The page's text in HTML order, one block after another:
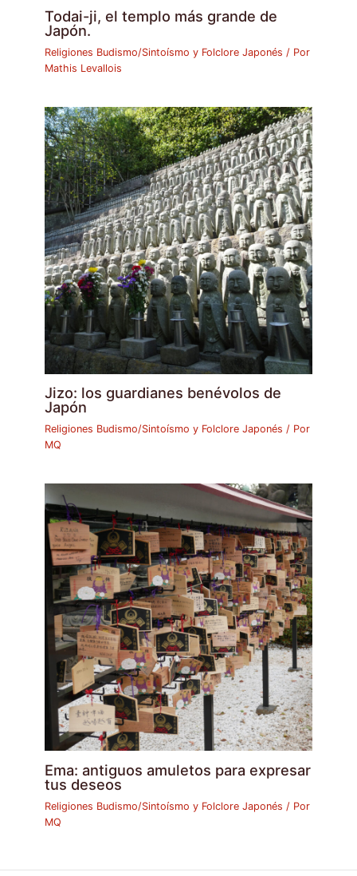
Todai-ji, el templo más grande de
Japón.
Religiones Budismo/Sintoísmo y Folclore Japonés / Por
Mathis Levallois
Jizo: los guardianes benévolos de
Japón
Religiones Budismo/Sintoísmo y Folclore Japonés / Por
MQ
Ema: antiguos amuletos para expresar
tus deseos
Religiones Budismo/Sintoísmo y Folclore Japonés / Por
MQ